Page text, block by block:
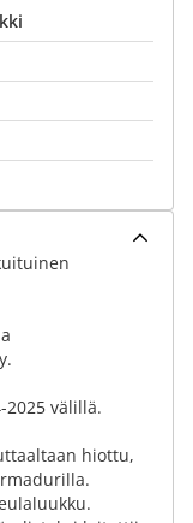
välillä.
hiottu,